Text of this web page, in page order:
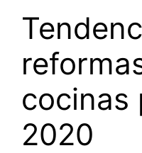
cocinas
2020